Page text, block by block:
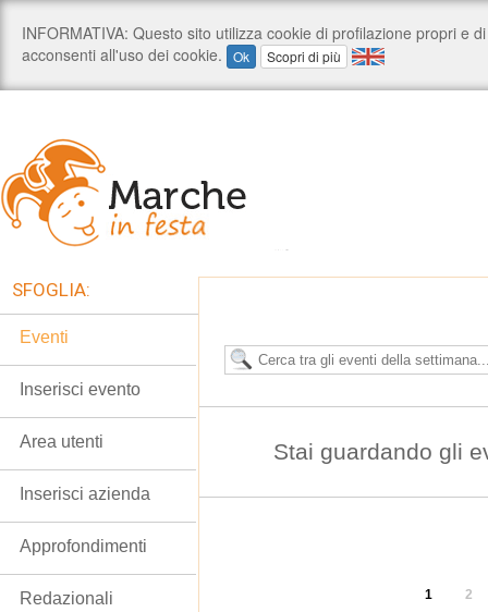
Stai guardando gli
1 2
SFOGLIA:
Eventi
Inserisci evento
Area utenti
Inserisci azienda
Approfondimenti
Redazionali